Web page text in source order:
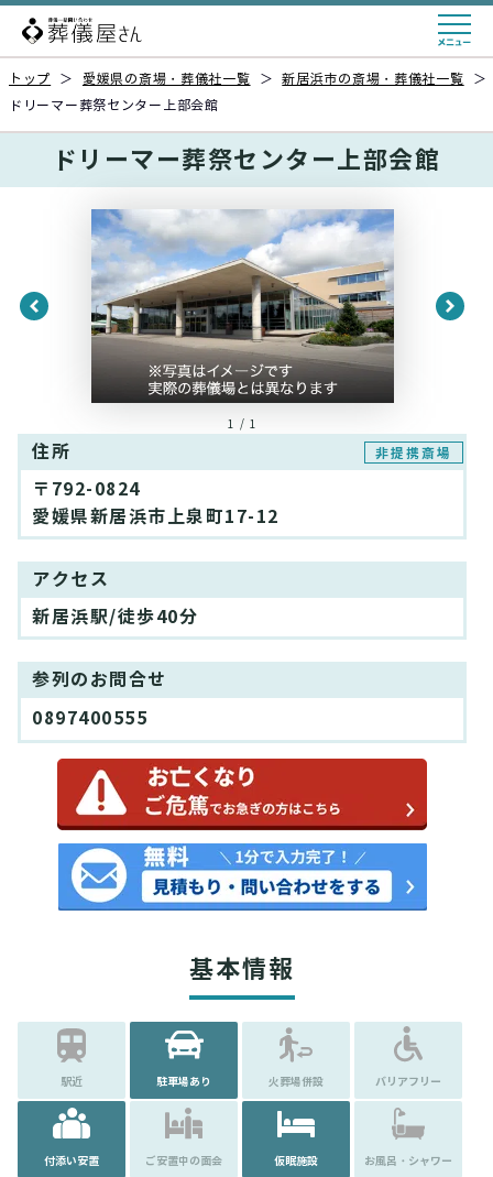
トップ ＞ 愛媛県の斎場・葬儀社一覧 ＞ 新居浜市の斎場・葬儀社一覧
＞
ドリーマー葬祭センター上部会館
ドリーマー葬祭センター上部会館
1 / 1
住所 非提携斎場
〒792-0824
愛媛県新居浜市上泉町17-12
アクセス
新居浜駅/徒歩40分
参列のお問合せ
0897400555
基本情報
駅近 駐車場あり 火葬場併設 バリアフリー
付添い安置 ご安置中の面会 仮眠施設 お風呂・シャワー